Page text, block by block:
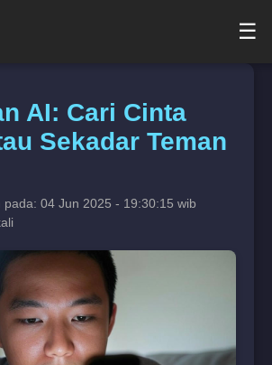
☰
AI: Cari Cinta
Sekadar Teman
pada: 04 Jun 2025 - 19:30:15 wib